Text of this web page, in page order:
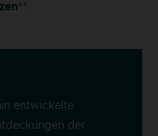
**.
entwickelte
der